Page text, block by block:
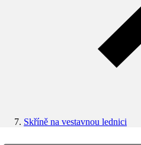
Skříně na vestavnou lednici